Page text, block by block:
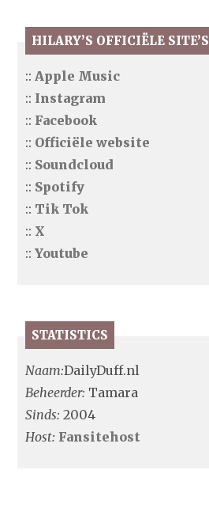
HILARY’S OFFICIËLE SITE’S
::Apple Music
:: Instagram
:: Facebook
:: Officiële website
:: Soundcloud
:: Spotify
:: Tik Tok
:: X
::Youtube
STATISTICS
Naam:DailyDuff.nl
Beheerder: Tamara
Sinds: 2004
Host: Fansitehost